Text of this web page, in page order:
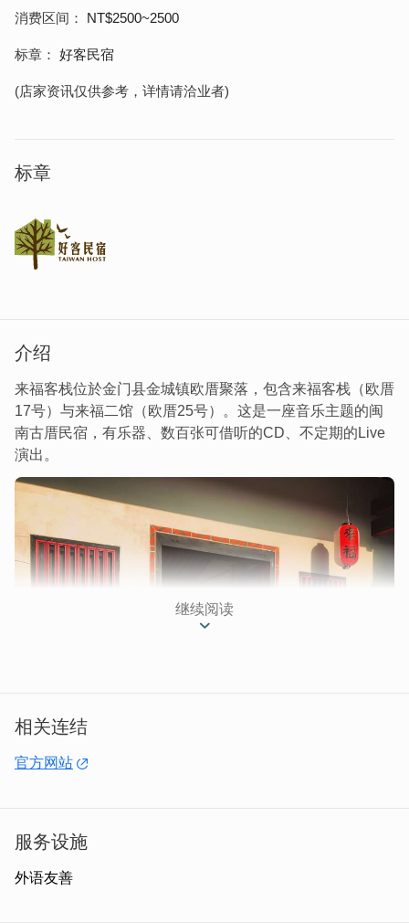
消费区间 NT$2500~2500
标章 好客民宿
(店家资讯仅供参考，详情请洽业者)
标章
介绍
来福客栈位於金门县金城镇欧厝聚落，包含来福客栈（欧厝
17号）与来福二馆（欧厝25号）。这是一座音乐主题的闽
南古厝民宿，有乐器、数百张可借听的CD、不定期的Live
演出。
继续阅读
相关连结
官方网站
服务设施
外语友善